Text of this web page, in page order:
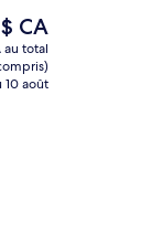
CA
au total
10 août